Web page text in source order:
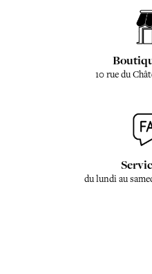
10 rue du
du lundi au